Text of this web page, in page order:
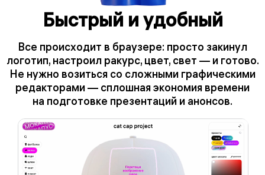
Быстрый и удобный
Все происходит в браузере: просто закинул
логотип, настроил ракурс, цвет, свет — и готово.
Не нужно возиться со сложными графическими
редакторами — сплошная экономия времени
на подготовке презентаций и анонсов.